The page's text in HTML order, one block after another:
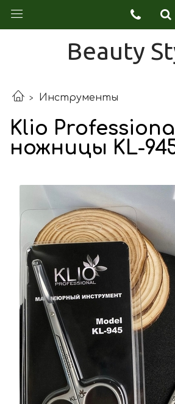
Beauty
Инструменты
Klio
ножницы KL-